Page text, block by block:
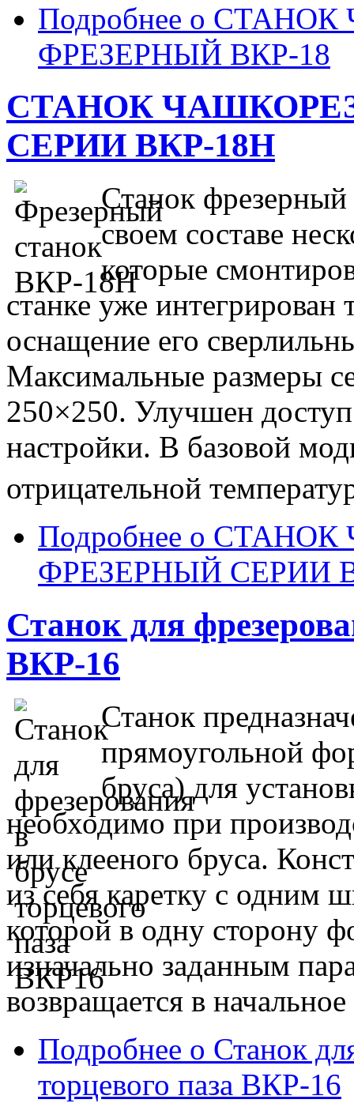
Подробнее о
ФРЕЗЕРНЫЙ ВКР-18
СТАНОК
СЕРИИ ВКР-18Н
Станок
своем составе
которые
станке уже
оснащение его
Максимальные размеры
250×250. Улучшен доступ
настройки. В базовой
отрицательной
Подробнее о
ФРЕЗЕРНЫЙ СЕРИИ
Станок для
ВКР-16
Станок
прямоугольной
бруса) для
необходимо при
или клееного бруса.
из себя каретку с одним
которой в одну сторону
изначально заданным
возвращается в
Подробнее о Станок
торцевого паза ВКР-16